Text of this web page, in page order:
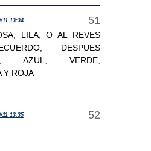
11 13:34
LILA, O AL REVES
DESPUES
AZUL, VERDE,
Y ROJA
11 13:35